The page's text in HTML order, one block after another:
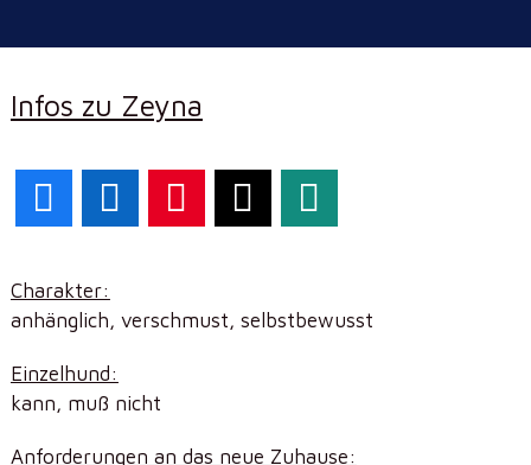
Infos zu Zeyna
Charakter:
anhänglich, verschmust, selbstbewusst
Einzelhund:
kann, muß nicht
Anforderungen an das neue Zuhause: